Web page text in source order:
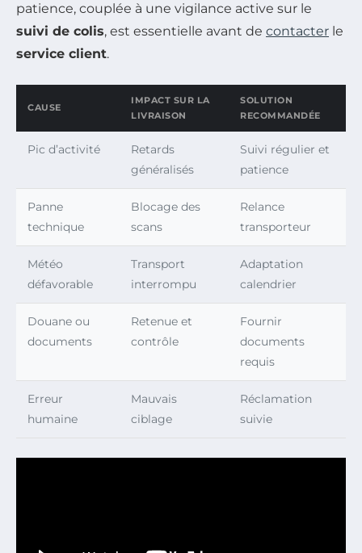
patience, couplée à une vigilance active sur le
suivi de colis, est essentielle avant de contacter le
service client.
CAUSE
IMPACT SUR LA
LIVRAISON
SOLUTION
RECOMMANDÉE
Pic d’activité
Retards
généralisés
Suivi régulier et
patience
Panne
technique
Blocage des
scans
Relance
transporteur
Météo
défavorable
Transport
interrompu
Adaptation
calendrier
Douane ou
documents
Retenue et
contrôle
Fournir
documents
requis
Erreur
humaine
Mauvais
ciblage
Réclamation
suivie